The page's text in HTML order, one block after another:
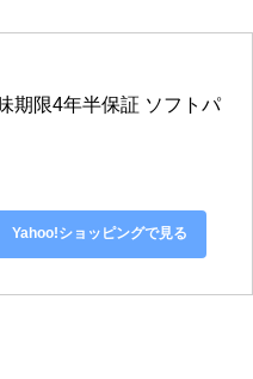
期限4年半保証 ソフトパ
Yahoo!ショッピングで見る